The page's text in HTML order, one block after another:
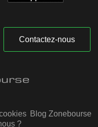
Contactez-nous
Blog Zonebourse
?